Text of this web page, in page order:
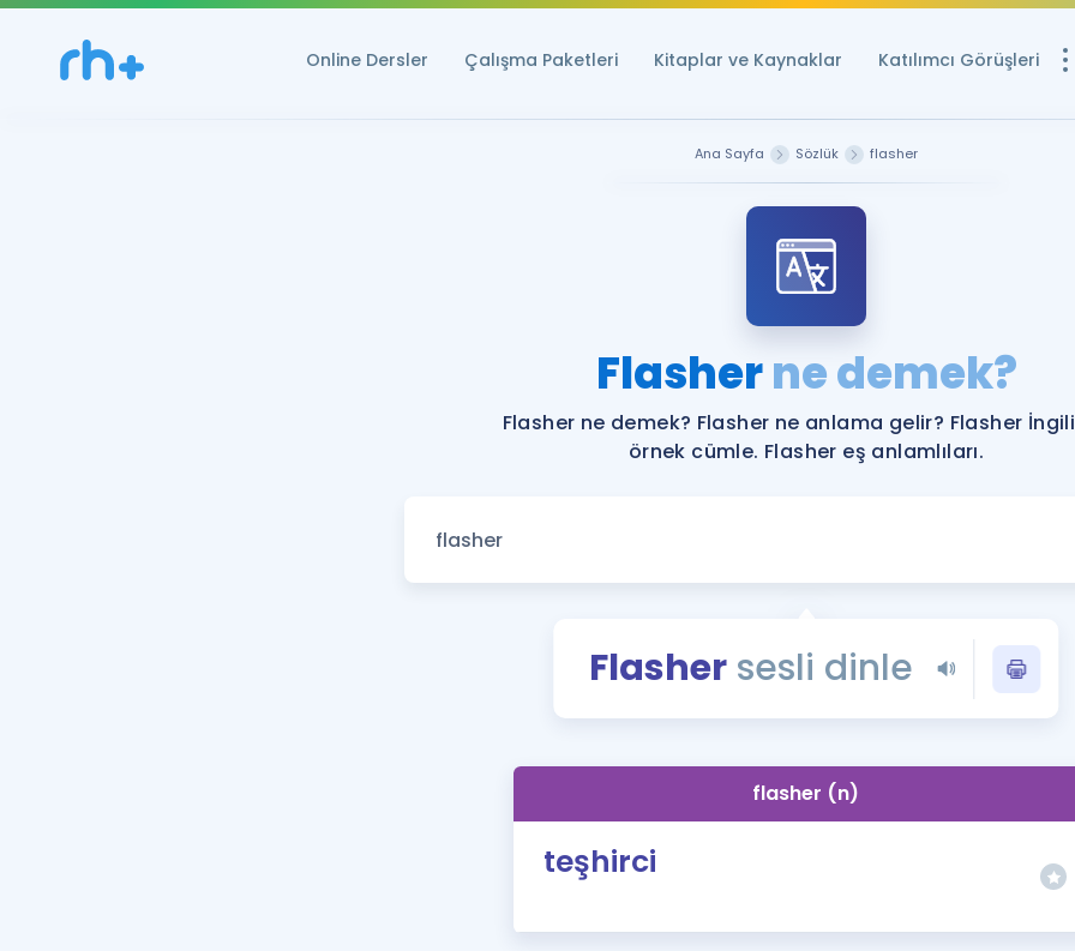
Online Dersler Çalışma Paketleri Kitaplar ve Kaynaklar Katılımcı Görüşleri
YDS ve YÖKDİL
Rehberlik Aracı
YDS ve
Tüm ÖSYM
YDS - YÖKDİL
İngilizce Gramer
Ana Sayfa Sözlük flasher
Flasherne demek?
Flasher ne demek? Flasher ne anlama gelir? Flasher
örnek cümle. Flasher eş anlamlıları.
Flasher sesli dinle
flasher (n)
teşhirci